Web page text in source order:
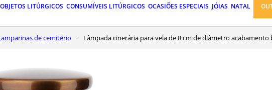
OBJETOS LITÚRGICOS CONSUMÍVEIS LITÚRGICOS OCASIÕES ESPECIAIS JÓIAS NATAL
Lamparinas de cemitério Lâmpada cinerária para vela de 8 cm de diâmetro acabamento